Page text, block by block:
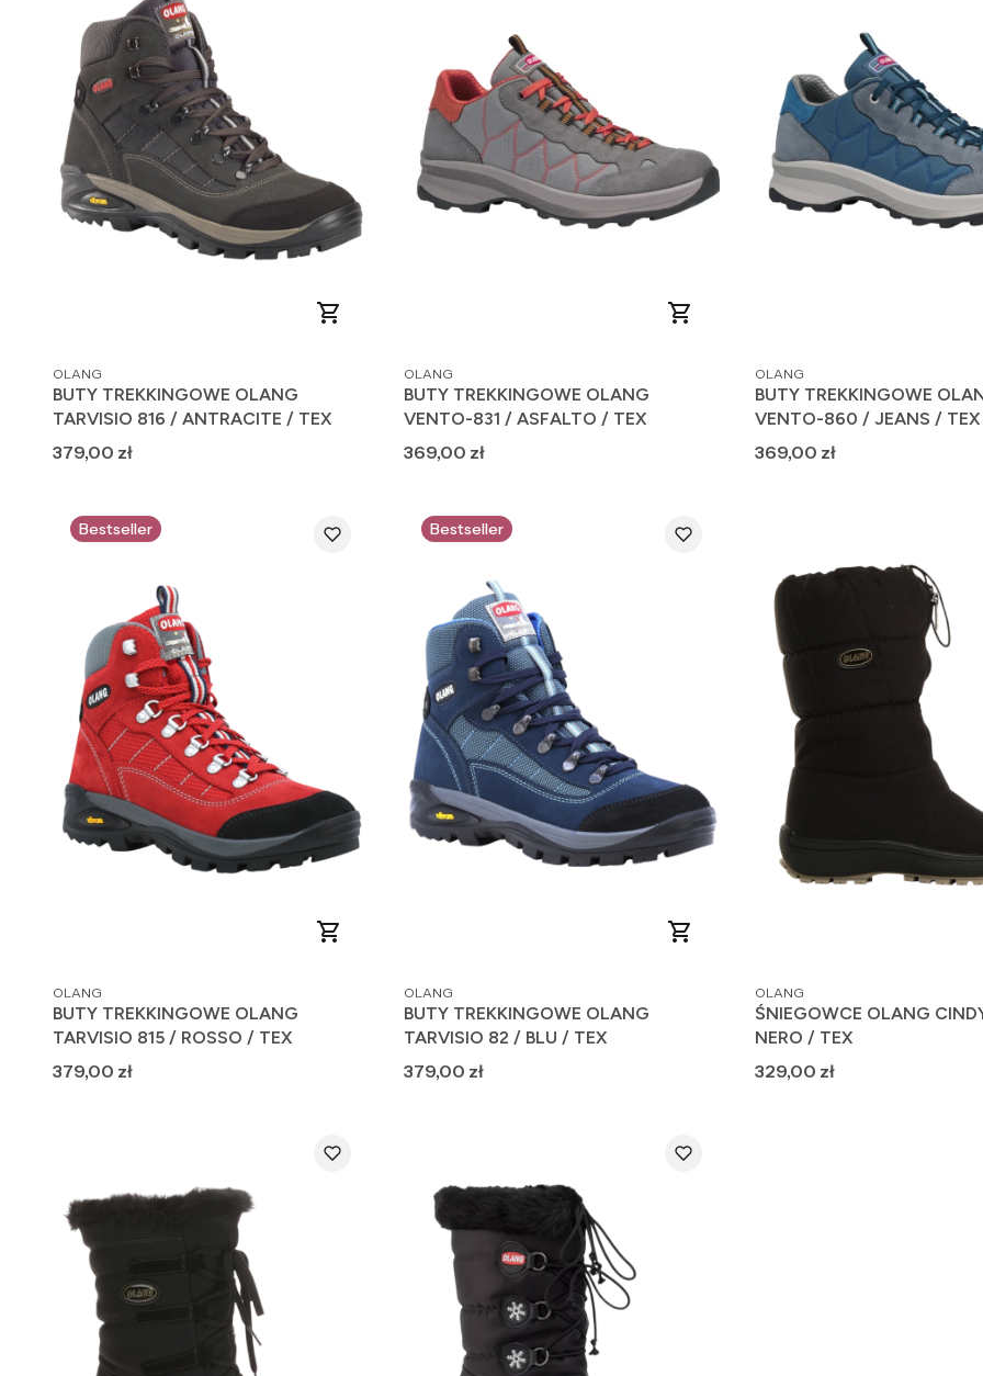
PRODUCENT
OLANG
BUTY TREKKINGOWE OLANG
TARVISIO 816 / ANTRACITE / TEX
Cena
379,00 zł
PRODUCENT
OLANG
BUTY TREKKINGOWE OLANG
VENTO-831 / ASFALTO / TEX
Cena
369,00 zł
PRODUCENT
OLANG
BUTY TREKKINGOWE
VENTO-860 / JEANS / TEX
Cena
369,00 zł
Bestseller
PRODUCENT
OLANG
BUTY TREKKINGOWE OLANG
TARVISIO 815 / ROSSO / TEX
Cena
379,00 zł
Bestseller
PRODUCENT
OLANG
BUTY TREKKINGOWE OLANG
TARVISIO 82 / BLU / TEX
Cena
379,00 zł
PRODUCENT
OLANG
ŚNIEGOWCE OLANG
NERO / TEX
Cena
329,00 zł